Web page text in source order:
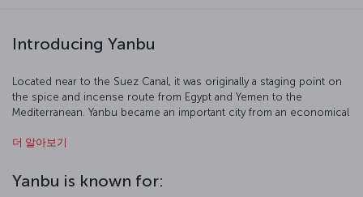
Introducing Yanbu
Located near to the Suez Canal, it was originally a staging point on
the spice and incense route from Egypt and Yemen to the
Mediterranean. Yanbu became an important city from an economical
carrying liquefied natural gas from east to west. Another
Abdulaziz road. The city, divided into three parts as Al-Balad, Al-
Nakheel and Al-Sina’iya, is now an important petrochemical export
더 알아보기
Yanbu is known for: